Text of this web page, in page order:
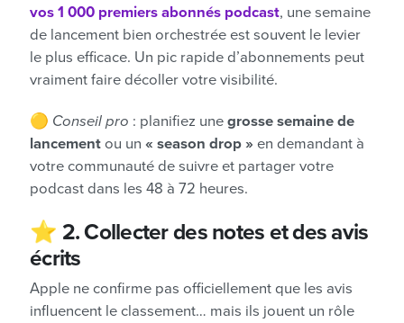
vos 1 000 premiers abonnés podcast, une semaine
de lancement bien orchestrée est souvent le levier
le plus efficace. Un pic rapide d’abonnements peut
vraiment faire décoller votre visibilité.
🟡 Conseil pro : planifiez une grosse semaine de
lancement ou un « season drop » en demandant à
votre communauté de suivre et partager votre
podcast dans les 48 à 72 heures.
⭐️ 2. Collecter des notes et des avis
écrits
Apple ne confirme pas officiellement que les avis
influencent le classement… mais ils jouent un rôle